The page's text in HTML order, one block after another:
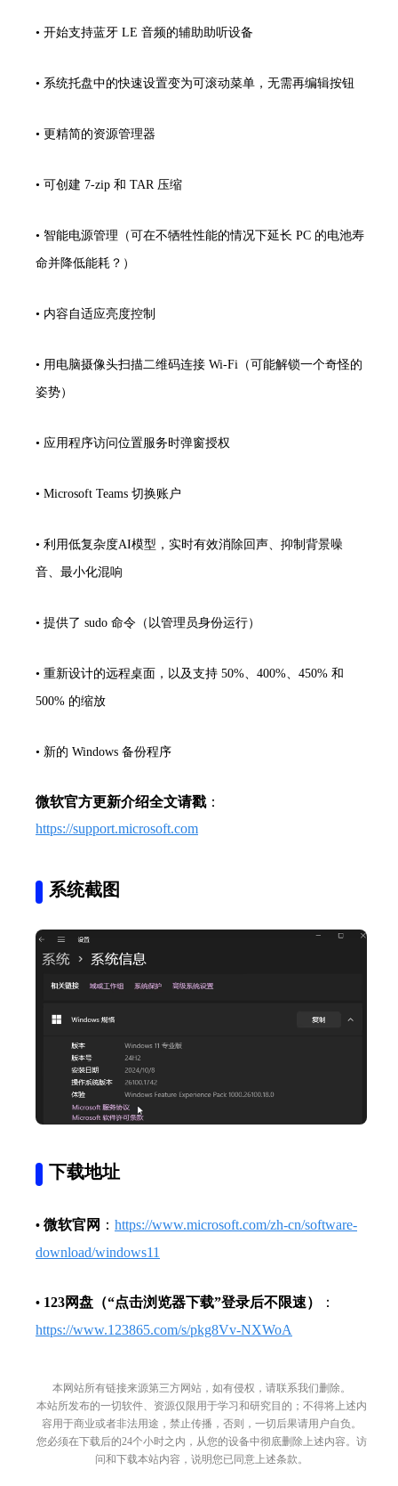
• 开始支持蓝牙 LE 音频的辅助助听设备
• 系统托盘中的快速设置变为可滚动菜单，无需再编辑按钮
• 更精简的资源管理器
• 可创建 7-zip 和 TAR 压缩
• 智能电源管理（可在不牺牲性能的情况下延长 PC 的电池寿
命并降低能耗？）
• 内容自适应亮度控制
• 用电脑摄像头扫描二维码连接 Wi-Fi（可能解锁一个奇怪的
姿势）
• 应用程序访问位置服务时弹窗授权
• Microsoft Teams 切换账户
• 利用低复杂度AI模型，实时有效消除回声、抑制背景噪
音、最小化混响
• 提供了 sudo 命令（以管理员身份运行）
• 重新设计的远程桌面，以及支持 50%、400%、450% 和
500% 的缩放
• 新的 Windows 备份程序
微软官方更新介绍全文请戳：
https://support.microsoft.com
系统截图
下载地址
• 微软官网 ： https://www.microsoft.com/zh-cn/software-
download/windows11
• 123网盘（“点击浏览器下载”登录后不限速）
：
https://www.123865.com/s/pkg8Vv-NXWoA
本网站所有链接来源第三方网站，如有侵权，请联系我们删除。
本站所发布的一切软件、资源仅限用于学习和研究目的；不得将上述内
容用于商业或者非法用途，禁止传播，否则，一切后果请用户自负。
您必须在下载后的24个小时之内，从您的设备中彻底删除上述内容。访
问和下载本站内容，说明您已同意上述条款。